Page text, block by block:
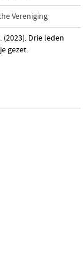
Vereniging
(2023). Drie leden
gezet.